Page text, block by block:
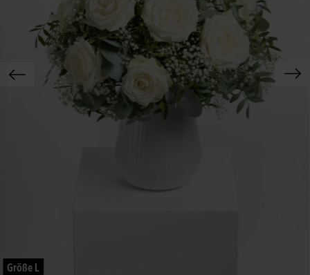
Größe L